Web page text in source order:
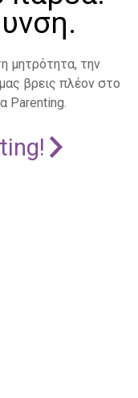
μητρότητα, την
βρεις πλέον στο
Parenting.